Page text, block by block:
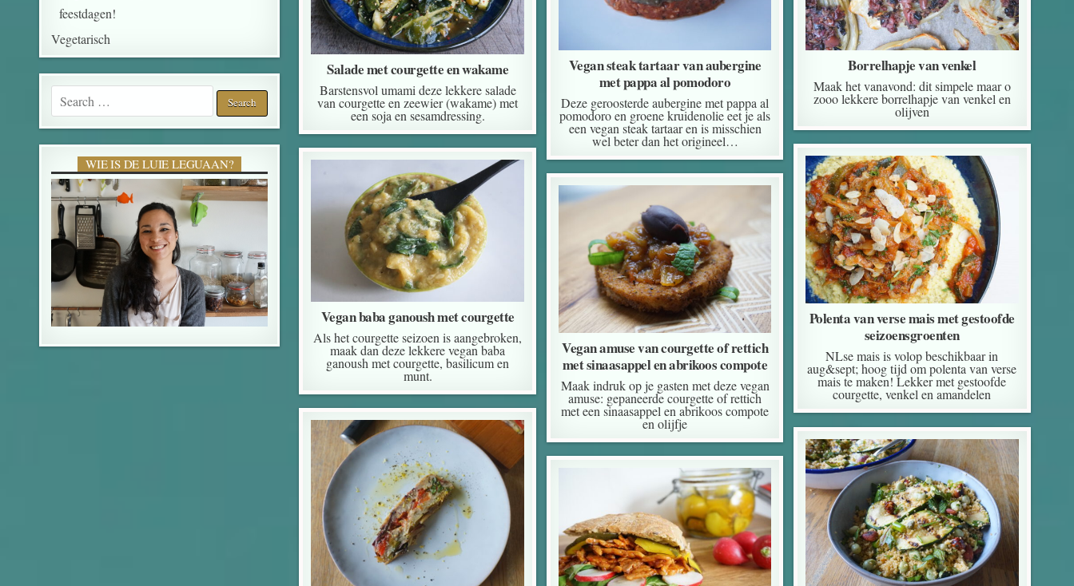
Salade met courgette en wakame
Barstensvol umami deze lekkere salade
van courgette en zeewier (wakame) met
een soja en sesamdressing.
Vegan steak tartaar van aubergine
met pappa al pomodoro
Deze geroosterde aubergine met pappa al
pomodoro en groene kruidenolie eet je als
een vegan steak tartaar en is misschien
wel beter dan het origineel…
Borrelhapje van venkel
Maak het vanavond: dit simpele maar o
zooo lekkere borrelhapje van venkel en
olijven
Polenta van verse mais met gestoofde
seizoensgroenten
NLse mais is volop beschikbaar in
aug&sept; hoog tijd om polenta van verse
mais te maken! Lekker met gestoofde
courgette, venkel en amandelen
Vegan baba ganoush met courgette
Als het courgette seizoen is aangebroken,
maak dan deze lekkere vegan baba
ganoush met courgette, basilicum en
munt.
Vegan amuse van courgette of rettich
met sinaasappel en abrikoos compote
Maak indruk op je gasten met deze vegan
amuse: gepaneerde courgette of rettich
met een sinaasappel en abrikoos compote
en olijfje
feestdagen!
Vegetarisch
Search for:
WIE IS DE LUIE LEGUAAN?